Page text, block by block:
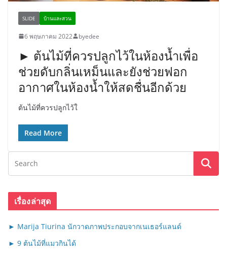
SLIDE บ้านและสวน
6 พฤษภาคม 2022 byedee
► ต้นไม้ที่ควรปลูกไว้ในห้องน้ำเพื่อ
ช่วยดับกลิ่นเหม็นและยังช่วยฟอก
อากาศในห้องน้ำให้สดชื่นอีกด้วย
ต้นไม้ที่ควรปลูกไว้ใ
Read More
เรื่องล่าสุด
► Marija Tiurina นักวาดภาพประกอบจากเนเธอร์แลนด์
► 9 ต้นไม้ที่แมวกินได้